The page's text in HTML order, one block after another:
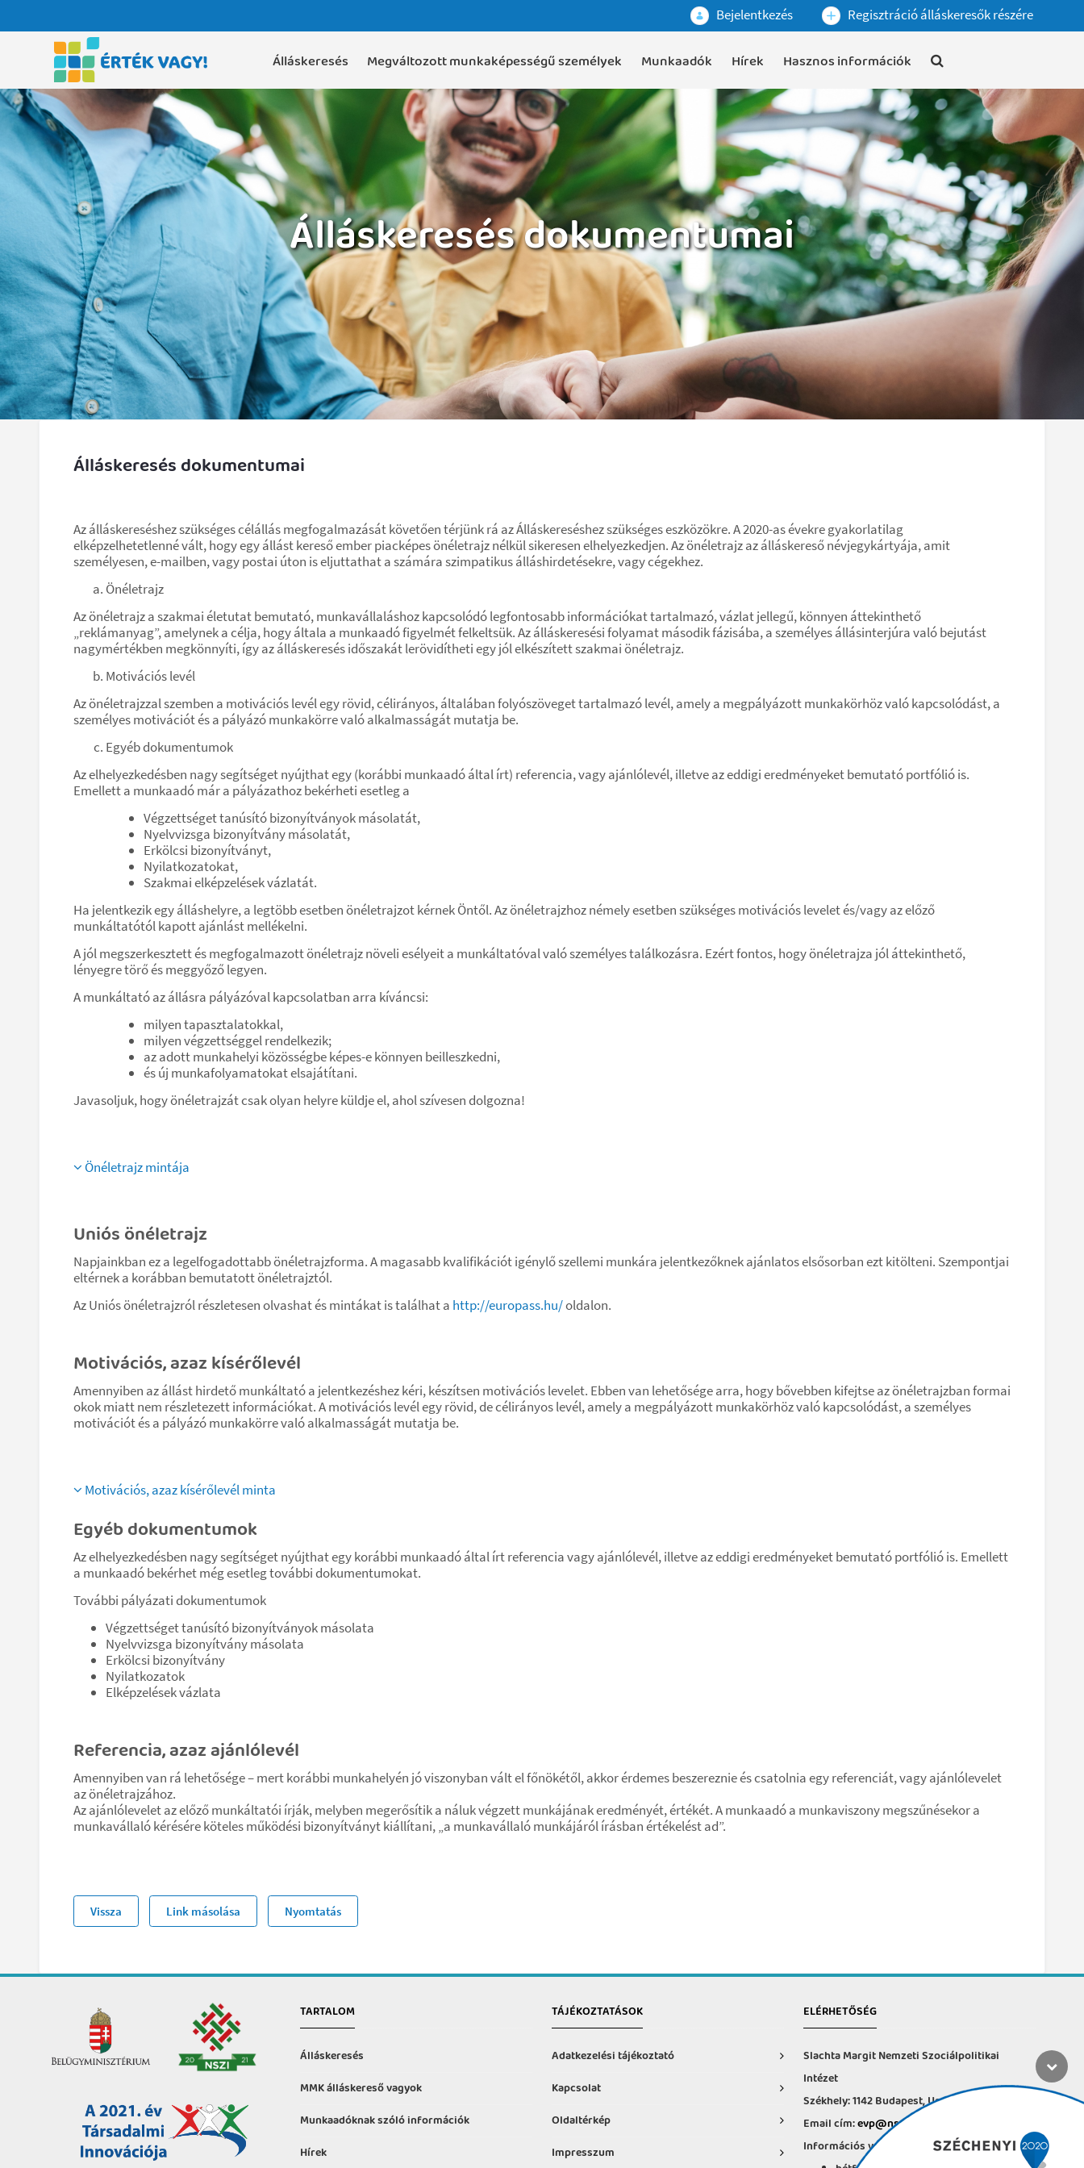
Bejelentkezés Regisztráció álláskeresők részére
Álláskeresés Megváltozott munkaképességű személyek Munkaadók Hírek Hasznos információk
Álláskeresés dokumentumai
Álláskeresés dokumentumai
Az álláskereséshez szükséges célállás megfogalmazását követően térjünk rá az Álláskereséshez szükséges eszközökre. A 2020-as évekre gyakorlatilag
elképzelhetetlenné vált, hogy egy állást kereső ember piacképes önéletrajz nélkül sikeresen elhelyezkedjen. Az önéletrajz az álláskereső névjegykártyája, amit
személyesen, e-mailben, vagy postai úton is eljuttathat a számára szimpatikus álláshirdetésekre, vagy cégekhez.
Önéletrajz
Az önéletrajz a szakmai életutat bemutató, munkavállaláshoz kapcsolódó legfontosabb információkat tartalmazó, vázlat jellegű, könnyen áttekinthető
„reklámanyag”, amelynek a célja, hogy általa a munkaadó figyelmét felkeltsük. Az álláskeresési folyamat második fázisába, a személyes állásinterjúra való bejutást
nagymértékben megkönnyíti, így az álláskeresés időszakát lerövidítheti egy jól elkészített szakmai önéletrajz.
Motivációs levél
Az önéletrajzzal szemben a motivációs levél egy rövid, célirányos, általában folyószöveget tartalmazó levél, amely a megpályázott munkakörhöz való kapcsolódást, a
személyes motivációt és a pályázó munkakörre való alkalmasságát mutatja be.
Egyéb dokumentumok
Az elhelyezkedésben nagy segítséget nyújthat egy (korábbi munkaadó által írt) referencia, vagy ajánlólevél, illetve az eddigi eredményeket bemutató portfólió is.
Emellett a munkaadó már a pályázathoz bekérheti esetleg a
Végzettséget tanúsító bizonyítványok másolatát,
Nyelvvizsga bizonyítvány másolatát,
Erkölcsi bizonyítványt,
Nyilatkozatokat,
Szakmai elképzelések vázlatát.
Ha jelentkezik egy álláshelyre, a legtöbb esetben önéletrajzot kérnek Öntől. Az önéletrajzhoz némely esetben szükséges motivációs levelet és/vagy az előző
munkáltatótól kapott ajánlást mellékelni.
A jól megszerkesztett és megfogalmazott önéletrajz növeli esélyeit a munkáltatóval való személyes találkozásra. Ezért fontos, hogy önéletrajza jól áttekinthető,
lényegre törő és meggyőző legyen.
A munkáltató az állásra pályázóval kapcsolatban arra kíváncsi:
milyen tapasztalatokkal,
milyen végzettséggel rendelkezik;
az adott munkahelyi közösségbe képes-e könnyen beilleszkedni,
és új munkafolyamatokat elsajátítani.
Javasoljuk, hogy önéletrajzát csak olyan helyre küldje el, ahol szívesen dolgozna!
Önéletrajz mintája
Uniós önéletrajz
Napjainkban ez a legelfogadottabb önéletrajzforma. A magasabb kvalifikációt igénylő szellemi munkára jelentkezőknek ajánlatos elsősorban ezt kitölteni. Szempontjai
eltérnek a korábban bemutatott önéletrajztól.
Az Uniós önéletrajzról részletesen olvashat és mintákat is találhat a http://europass.hu/oldalon.
Motivációs, azaz kísérőlevél
Amennyiben az állást hirdető munkáltató a jelentkezéshez kéri, készítsen motivációs levelet. Ebben van lehetősége arra, hogy bővebben kifejtse az önéletrajzban formai
okok miatt nem részletezett információkat. A motivációs levél egy rövid, de célirányos levél, amely a megpályázott munkakörhöz való kapcsolódást, a személyes
motivációt és a pályázó munkakörre való alkalmasságát mutatja be.
Motivációs, azaz kísérőlevél minta
Egyéb dokumentumok
Az elhelyezkedésben nagy segítséget nyújthat egy korábbi munkaadó által írt referencia vagy ajánlólevél, illetve az eddigi eredményeket bemutató portfólió is. Emellett
a munkaadó bekérhet még esetleg további dokumentumokat.
További pályázati dokumentumok
Végzettséget tanúsító bizonyítványok másolata
Nyelvvizsga bizonyítvány másolata
Erkölcsi bizonyítvány
Nyilatkozatok
Elképzelések vázlata
Referencia, azaz ajánlólevél
Amennyiben van rá lehetősége – mert korábbi munkahelyén jó viszonyban vált el főnökétől, akkor érdemes beszereznie és csatolnia egy referenciát, vagy ajánlólevelet
az önéletrajzához.
Az ajánlólevelet az előző munkáltatói írják, melyben megerősítik a náluk végzett munkájának eredményét, értékét. A munkaadó a munkaviszony megszűnésekor a
munkavállaló kérésére köteles működési bizonyítványt kiállítani, „a munkavállaló munkájáról írásban értékelést ad”.
Vissza Link másolása Nyomtatás
TARTALOM
Álláskeresés
MMK álláskereső vagyok
Munkaadóknak szóló információk
Hírek
TÁJÉKOZTATÁSOK
Adatkezelési tájékoztató
Kapcsolat
Oldaltérkép
Impresszum
ELÉRHETŐSÉG
Slachta Margit Nemzeti Szociálpolitikai
Intézet
Székhely: 1142 Budapest, Ungvár u. 64-66.
Email cím:evp@nszi.hu
Információs vonal: +36 30 682-6371